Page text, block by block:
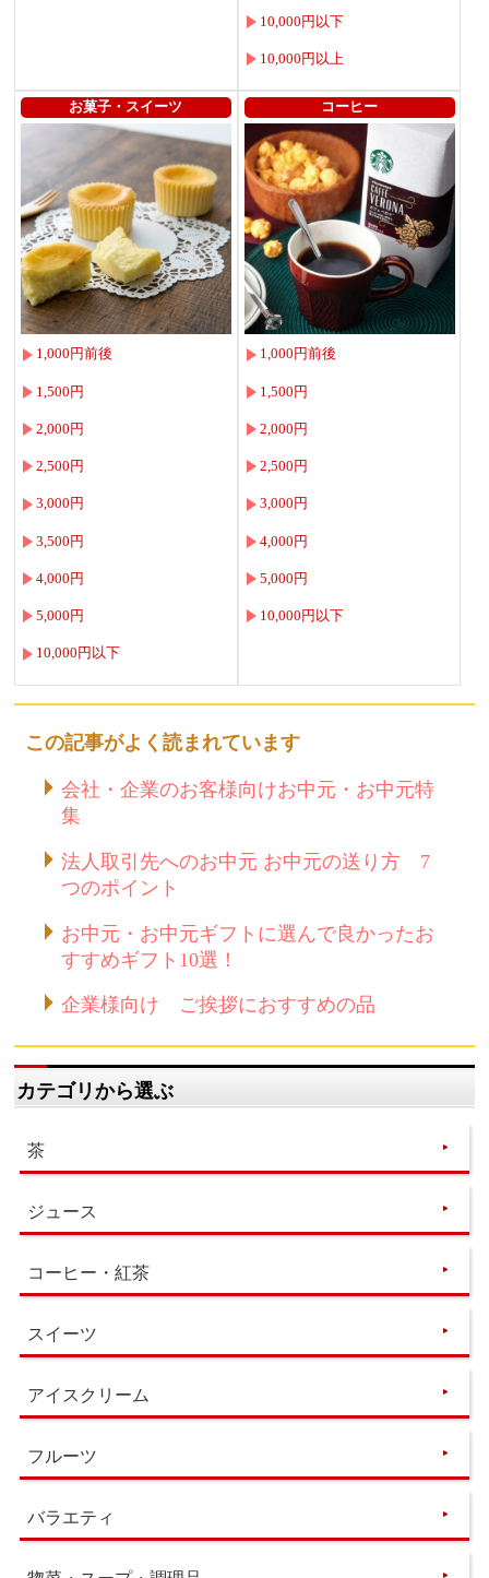
10,000円以下
10,000円以上
お菓子・スイーツ
1,000円前後
1,500円
2,000円
2,500円
3,000円
3,500円
4,000円
5,000円
10,000円以下
コーヒー
1,000円前後
1,500円
2,000円
2,500円
3,000円
4,000円
5,000円
10,000円以下
この記事がよく読まれています
会社・企業のお客様向けお中元・お中元特
集
法人取引先へのお中元 お中元の送り方 7
つのポイント
お中元・お中元ギフトに選んで良かったお
すすめギフト10選！
企業様向け ご挨拶におすすめの品
カテゴリから選ぶ
茶
ジュース
コーヒー・紅茶
スイーツ
アイスクリーム
フルーツ
バラエティ